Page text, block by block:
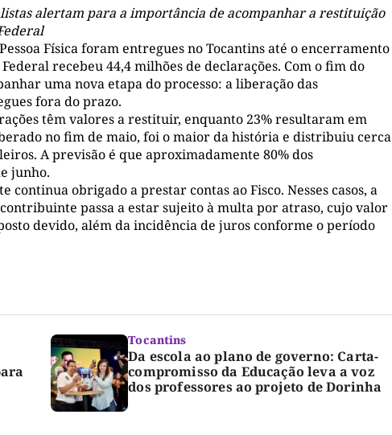
alertam para a importância de acompanhar a restituição
Física foram entregues no Tocantins até o encerramento
recebeu 44,4 milhões de declarações. Com o fim do
uma nova etapa do processo: a liberação das
fora do prazo.
têm valores a restituir, enquanto 23% resultaram em
no fim de maio, foi o maior da história e distribuiu cerca
A previsão é que aproximadamente 80% dos
junho.
obrigado a prestar contas ao Fisco. Nesses casos, a
passa a estar sujeito à multa por atraso, cujo valor
devido, além da incidência de juros conforme o período
Tocantins
Da escola ao plano de governo: Carta-
compromisso da Educação leva a voz
dos professores ao projeto de Dorinha